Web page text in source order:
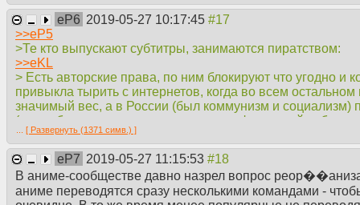
eP6 2019-05-27 10:17:45
>>eP5
>Те кто выпускают субтитры, занимаются пиратством:
>>eKL
> Есть авторские права, по ним блокируют что угодно и
привыкла тырить с интернетов, когда во всем
значимый вес, а в России (был коммунизм и социализм)
(все субтитры которые ты смотришь, фанатский дубляж
аниме не имея права на публичное распространение. В
добавление (субтитров, к примеру)) авторского
авторских прав. Т.е. даже если дабберы начнут
звуковую дорожку чисто с голосом — они всё равно
сюжета.
... [ Развернуть (1371 симв.) ]
eP7 2019-05-27 11:15:53
В аниме-сообществе давно назрел вопрос
аниме переводятся сразу несколькими командами -